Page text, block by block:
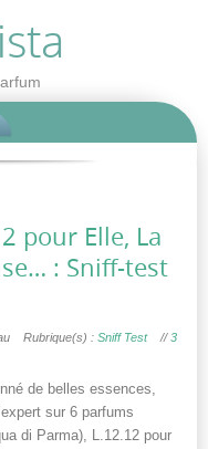
pour Elle, La
: Sniff-test
Rubrique(s) : Sniff Test //3
de belles essences,
sur 6 parfums
di Parma), L.12.12 pour